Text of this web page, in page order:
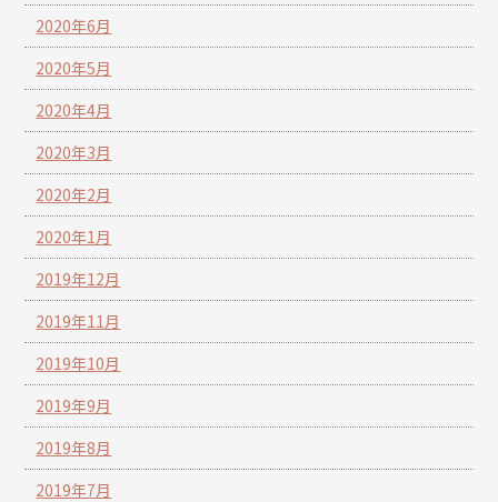
2020年6月
2020年5月
2020年4月
2020年3月
2020年2月
2020年1月
2019年12月
2019年11月
2019年10月
2019年9月
2019年8月
2019年7月